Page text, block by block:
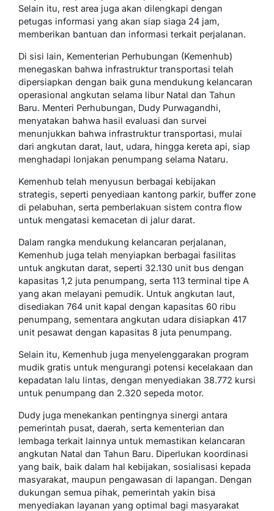
Selain itu, rest area juga akan dilengkapi dengan
petugas informasi yang akan siap siaga 24 jam,
memberikan bantuan dan informasi terkait perjalanan.
Di sisi lain, Kementerian Perhubungan (Kemenhub)
menegaskan bahwa infrastruktur transportasi telah
dipersiapkan dengan baik guna mendukung kelancaran
operasional angkutan selama libur Natal dan Tahun
Baru. Menteri Perhubungan, Dudy Purwagandhi,
menyatakan bahwa hasil evaluasi dan survei
menunjukkan bahwa infrastruktur transportasi, mulai
dari angkutan darat, laut, udara, hingga kereta api, siap
menghadapi lonjakan penumpang selama Nataru.
Kemenhub telah menyusun berbagai kebijakan
strategis, seperti penyediaan kantong parkir, buffer zone
di pelabuhan, serta pemberlakuan sistem contra flow
untuk mengatasi kemacetan di jalur darat.
Dalam rangka mendukung kelancaran perjalanan,
Kemenhub juga telah menyiapkan berbagai fasilitas
untuk angkutan darat, seperti 32.130 unit bus dengan
kapasitas 1,2 juta penumpang, serta 113 terminal tipe A
yang akan melayani pemudik. Untuk angkutan laut,
disediakan 764 unit kapal dengan kapasitas 60 ribu
penumpang, sementara angkutan udara disiapkan 417
unit pesawat dengan kapasitas 8 juta penumpang.
Selain itu, Kemenhub juga menyelenggarakan program
mudik gratis untuk mengurangi potensi kecelakaan dan
kepadatan lalu lintas, dengan menyediakan 38.772 kursi
untuk penumpang dan 2.320 sepeda motor.
Dudy juga menekankan pentingnya sinergi antara
pemerintah pusat, daerah, serta kementerian dan
lembaga terkait lainnya untuk memastikan kelancaran
angkutan Natal dan Tahun Baru. Diperlukan koordinasi
yang baik, baik dalam hal kebijakan, sosialisasi kepada
masyarakat, maupun pengawasan di lapangan. Dengan
dukungan semua pihak, pemerintah yakin bisa
menyediakan layanan yang optimal bagi masyarakat